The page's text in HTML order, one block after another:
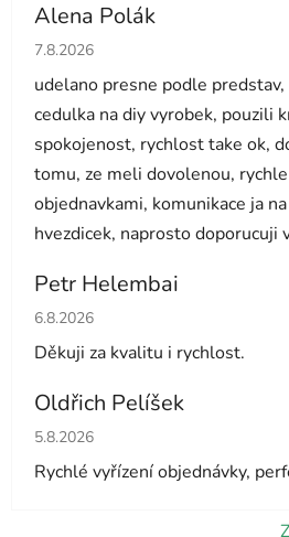
Alena Polák
Hodnocení obchodu je 5 z 5
7.8.2026
udelano presne podle
cedulka na diy vyrobek, pouzili
spokojenost, rychlost take ok,
tomu, ze meli dovolenou,
objednavkami, komunikace ja
hvezdicek, naprosto doporucuji
Petr Helembai
Hodnocení obchodu je 5 z 5
6.8.2026
Děkuji za kvalitu i rychlost.
Oldřich Pelíšek
Hodnocení obchodu je 5 z 5
5.8.2026
Rychlé vyřízení objednávky,